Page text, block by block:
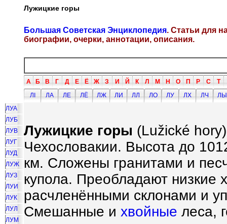
Лужицкие горы
Большая Советская Энциклопедия. Статьи для
биографии, очерки, аннотации, описания.
А Б В Г Д Е Ё Ж З И Й К Л М Н О П Р С Т
ЛI
ЛА ЛЕ ЛЁ ЛЖ ЛИ ЛЛ ЛО ЛУ ЛХ ЛЧ
ЛЫ
ЛУА
ЛУБ
ЛУВ
ЛУГ
ЛУД
ЛУЖ
ЛУЗ
ЛУИ
ЛУК
ЛУЛ
ЛУМ
Лужицкие горы (Lužické
Чехословакии. Высота до
км. Сложены гранитами и
купола. Преобладают низкие
расчленёнными склонами и
Смешанные и хвойные леса,